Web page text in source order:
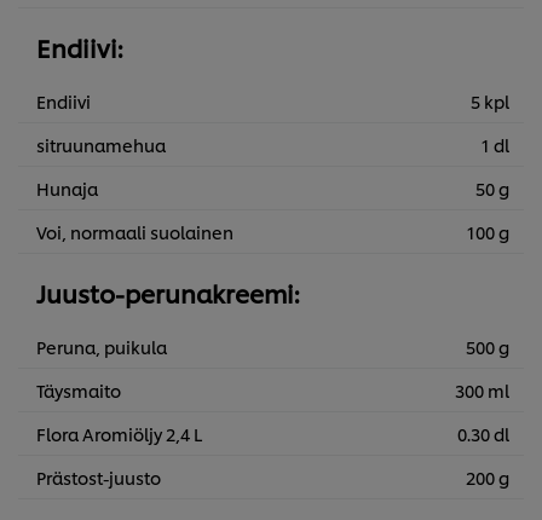
Endiivi:
Endiivi
5 kpl
sitruunamehua
1 dl
Hunaja
50 g
Voi, normaali suolainen
100 g
Juusto-perunakreemi:
Peruna, puikula
500 g
Täysmaito
300 ml
Flora Aromiöljy 2,4 L
0.30 dl
Prästost-juusto
200 g